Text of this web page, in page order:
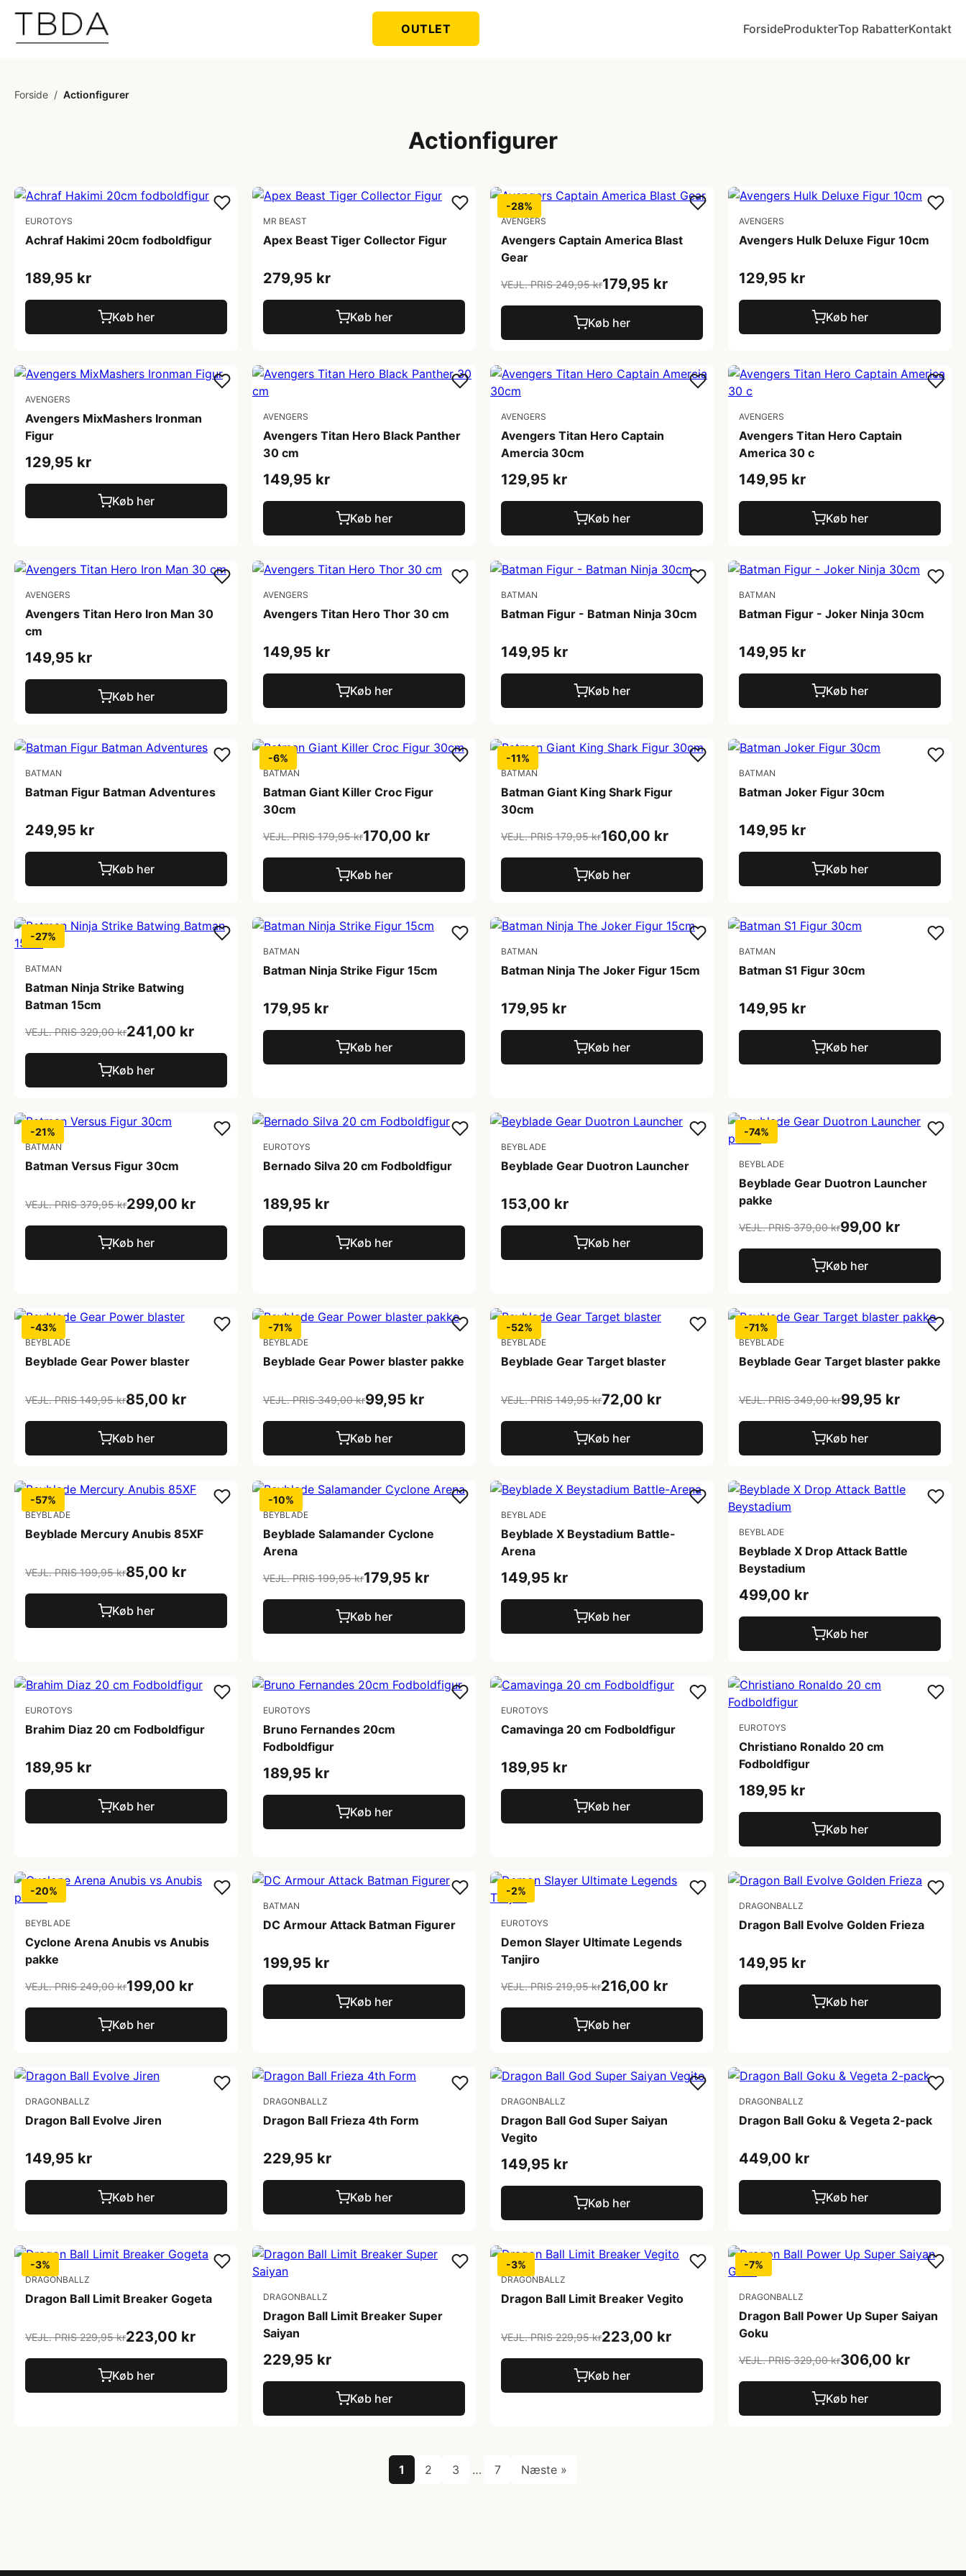
OUTLET ForsideProdukterTop RabatterKontakt
Forside / Actionfigurer
Actionfigurer
EUROTOYS
Achraf Hakimi 20cm fodboldfigur
189,95 kr
Køb her
MR BEAST
Apex Beast Tiger Collector Figur
279,95 kr
Køb her
-28%
AVENGERS
Avengers Captain America Blast
Gear
VEJL. PRIS 249,95 kr179,95 kr
Køb her
AVENGERS
Avengers Hulk Deluxe Figur 10cm
129,95 kr
Køb her
AVENGERS
Avengers MixMashers Ironman
Figur
129,95 kr
Køb her
AVENGERS
Avengers Titan Hero Black Panther
30 cm
149,95 kr
Køb her
AVENGERS
Avengers Titan Hero Captain
Amercia 30cm
129,95 kr
Køb her
AVENGERS
Avengers Titan Hero Captain
America 30 c
149,95 kr
Køb her
AVENGERS
Avengers Titan Hero Iron Man 30
cm
149,95 kr
Køb her
AVENGERS
Avengers Titan Hero Thor 30 cm
149,95 kr
Køb her
BATMAN
Batman Figur - Batman Ninja 30cm
149,95 kr
Køb her
BATMAN
Batman Figur - Joker Ninja 30cm
149,95 kr
Køb her
BATMAN
Batman Figur Batman Adventures
249,95 kr
Køb her
-6%
BATMAN
Batman Giant Killer Croc Figur
30cm
VEJL. PRIS 179,95 kr170,00 kr
Køb her
-11%
BATMAN
Batman Giant King Shark Figur
30cm
VEJL. PRIS 179,95 kr160,00 kr
Køb her
BATMAN
Batman Joker Figur 30cm
149,95 kr
Køb her
-27%
BATMAN
Batman Ninja Strike Batwing
Batman 15cm
VEJL. PRIS 329,00 kr241,00 kr
Køb her
BATMAN
Batman Ninja Strike Figur 15cm
179,95 kr
Køb her
BATMAN
Batman Ninja The Joker Figur 15cm
179,95 kr
Køb her
BATMAN
Batman S1 Figur 30cm
149,95 kr
Køb her
-21%
BATMAN
Batman Versus Figur 30cm
VEJL. PRIS 379,95 kr299,00 kr
Køb her
EUROTOYS
Bernado Silva 20 cm Fodboldfigur
189,95 kr
Køb her
BEYBLADE
Beyblade Gear Duotron Launcher
153,00 kr
Køb her
-74%
BEYBLADE
Beyblade Gear Duotron Launcher
pakke
VEJL. PRIS 379,00 kr99,00 kr
Køb her
-43%
BEYBLADE
Beyblade Gear Power blaster
VEJL. PRIS 149,95 kr85,00 kr
Køb her
-71%
BEYBLADE
Beyblade Gear Power blaster pakke
VEJL. PRIS 349,00 kr99,95 kr
Køb her
-52%
BEYBLADE
Beyblade Gear Target blaster
VEJL. PRIS 149,95 kr72,00 kr
Køb her
-71%
BEYBLADE
Beyblade Gear Target blaster pakke
VEJL. PRIS 349,00 kr99,95 kr
Køb her
-57%
BEYBLADE
Beyblade Mercury Anubis 85XF
VEJL. PRIS 199,95 kr85,00 kr
Køb her
-10%
BEYBLADE
Beyblade Salamander Cyclone
Arena
VEJL. PRIS 199,95 kr179,95 kr
Køb her
BEYBLADE
Beyblade X Beystadium Battle-
Arena
149,95 kr
Køb her
BEYBLADE
Beyblade X Drop Attack Battle
Beystadium
499,00 kr
Køb her
EUROTOYS
Brahim Diaz 20 cm Fodboldfigur
189,95 kr
Køb her
EUROTOYS
Bruno Fernandes 20cm
Fodboldfigur
189,95 kr
Køb her
EUROTOYS
Camavinga 20 cm Fodboldfigur
189,95 kr
Køb her
EUROTOYS
Christiano Ronaldo 20 cm
Fodboldfigur
189,95 kr
Køb her
-20%
BEYBLADE
Cyclone Arena Anubis vs Anubis
pakke
VEJL. PRIS 249,00 kr199,00 kr
Køb her
BATMAN
DC Armour Attack Batman Figurer
199,95 kr
Køb her
-2%
EUROTOYS
Demon Slayer Ultimate Legends
Tanjiro
VEJL. PRIS 219,95 kr216,00 kr
Køb her
DRAGONBALLZ
Dragon Ball Evolve Golden Frieza
149,95 kr
Køb her
DRAGONBALLZ
Dragon Ball Evolve Jiren
149,95 kr
Køb her
DRAGONBALLZ
Dragon Ball Frieza 4th Form
229,95 kr
Køb her
DRAGONBALLZ
Dragon Ball God Super Saiyan
Vegito
149,95 kr
Køb her
DRAGONBALLZ
Dragon Ball Goku & Vegeta 2-pack
449,00 kr
Køb her
-3%
DRAGONBALLZ
Dragon Ball Limit Breaker Gogeta
VEJL. PRIS 229,95 kr223,00 kr
Køb her
DRAGONBALLZ
Dragon Ball Limit Breaker Super
Saiyan
229,95 kr
Køb her
-3%
DRAGONBALLZ
Dragon Ball Limit Breaker Vegito
VEJL. PRIS 229,95 kr223,00 kr
Køb her
-7%
DRAGONBALLZ
Dragon Ball Power Up Super Saiyan
Goku
VEJL. PRIS 329,00 kr306,00 kr
Køb her
1 2 3 … 7 Næste »